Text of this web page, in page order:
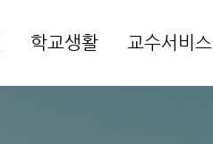
학교생활 교수서비스